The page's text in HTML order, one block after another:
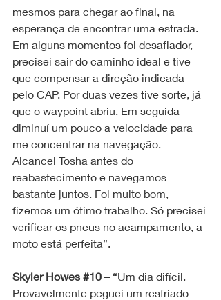
mesmos para chegar ao final, na
esperança de encontrar uma estrada.
Em alguns momentos foi desafiador,
precisei sair do caminho ideal e tive
que compensar a direção indicada
pelo CAP. Por duas vezes tive sorte, já
que o waypoint abriu. Em seguida
diminuí um pouco a velocidade para
me concentrar na navegação.
Alcancei Tosha antes do
reabastecimento e navegamos
bastante juntos. Foi muito bom,
fizemos um ótimo trabalho. Só precisei
verificar os pneus no acampamento, a
moto está perfeita”.
Skyler Howes #10 – “Um dia difícil.
Provavelmente peguei um resfriado